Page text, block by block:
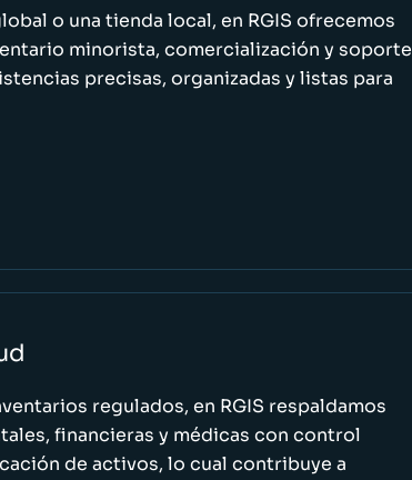
o una tienda local, en RGIS ofrecemos
minorista, comercialización y soporte
precisas, organizadas y listas para
regulados, en RGIS respaldamos
financieras y médicas con control
de activos, lo cual contribuye a